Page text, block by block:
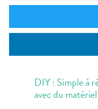
DIY : Simple à
avec du